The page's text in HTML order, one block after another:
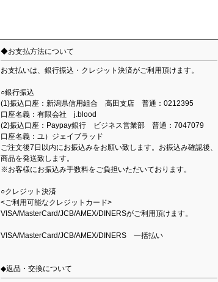
◆お支払方法について
お支払いは、銀行振込・クレジット決済がご利用頂けます。
○銀行振込
(1)振込口座：新潟県信用組合 高田支店 普通：0212395
口座名義：有限会社 j.blood
(2)振込口座：Paypay銀行 ビジネス営業部 普通：7047079
口座名義：ユ）ジェイブラッド
ご注文後7日以内にお振込みをお願い致します。お振込み確認後、
商品を発送致します。
※お客様にお振込み手数料をご負担いただいております。
○クレジット決済
<ご利用可能なクレジットカード>
VISA/MasterCard/JCB/AMEX/DINERSがご利用頂けます。
VISA/MasterCard/JCB/AMEX/DINERS 一括払い
◆返品・交換について